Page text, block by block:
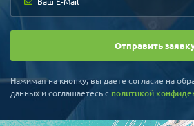
Отправить
Нажимая на кнопку, вы даете согласие на
данных и соглашаетесь c политикой